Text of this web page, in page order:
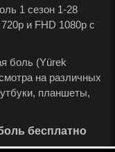
1 сезон 1-28
и FHD 1080p с
боль (Yürek
на различных
планшеты,
бесплатно